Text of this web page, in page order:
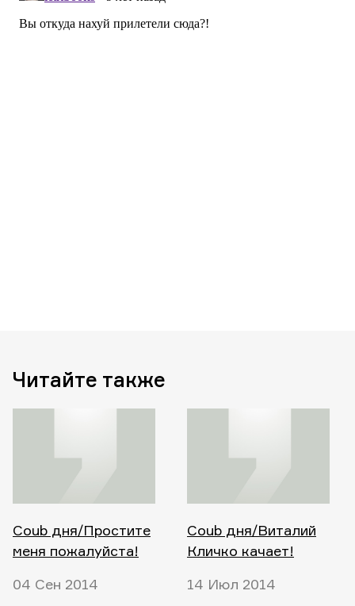
Читайте также
Coub дня/Простите
меня пожалуйста!
04 Сен 2014
Coub дня/Виталий
Кличко качает!
14 Июл 2014